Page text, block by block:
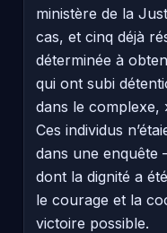
ministère de la
cas, et cinq déjà
déterminée à
qui ont subi
dans le complexe,
Ces individus
dans une enquête
dont la dignité a
le courage et la
victoire possible.